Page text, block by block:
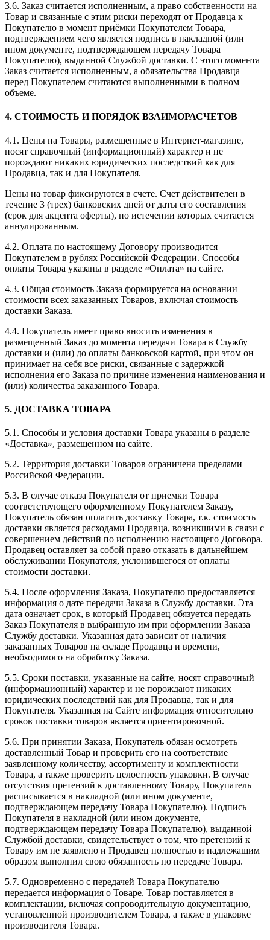
3.6. Заказ считается исполненным, а право собственности на
Товар и связанные с этим риски переходят от Продавца к
Покупателю в момент приёмки Покупателем Товара,
подтверждением чего является подпись в накладной (или
ином документе, подтверждающем передачу Товара
Покупателю), выданной Службой доставки. С этого момента
Заказ считается исполненным, а обязательства Продавца
перед Покупателем считаются выполненными в полном
объеме.
4. СТОИМОСТЬ И ПОРЯДОК ВЗАИМОРАСЧЕТОВ
4.1. Цены на Товары, размещенные в Интернет-магазине,
носят справочный (информационный) характер и не
порождают никаких юридических последствий как для
Продавца, так и для Покупателя.
Цены на товар фиксируются в счете. Счет действителен в
течение 3 (трех) банковских дней от даты его составления
(срок для акцепта оферты), по истечении которых считается
аннулированным.
4.2. Оплата по настоящему Договору производится
Покупателем в рублях Российской Федерации. Способы
оплаты Товара указаны в разделе «Оплата» на сайте.
4.3. Общая стоимость Заказа формируется на основании
стоимости всех заказанных Товаров, включая стоимость
доставки Заказа.
4.4. Покупатель имеет право вносить изменения в
размещенный Заказ до момента передачи Товара в Службу
доставки и (или) до оплаты банковской картой, при этом он
принимает на себя все риски, связанные с задержкой
исполнения его Заказа по причине изменения наименования и
(или) количества заказанного Товара.
5. ДОСТАВКА ТОВАРА
5.1. Способы и условия доставки Товара указаны в разделе
«Доставка», размещенном на сайте.
5.2. Территория доставки Товаров ограничена пределами
Российской Федерации.
5.3. В случае отказа Покупателя от приемки Товара
соответствующего оформленному Покупателем Заказу,
Покупатель обязан оплатить доставку Товара, т.к. стоимость
доставки является расходами Продавца, возникшими в связи с
совершением действий по исполнению настоящего Договора.
Продавец оставляет за собой право отказать в дальнейшем
обслуживании Покупателя, уклонившегося от оплаты
стоимости доставки.
5.4. После оформления Заказа, Покупателю предоставляется
информация о дате передачи Заказа в Службу доставки. Эта
дата означает срок, в который Продавец обязуется передать
Заказ Покупателя в выбранную им при оформлении Заказа
Службу доставки. Указанная дата зависит от наличия
заказанных Товаров на складе Продавца и времени,
необходимого на обработку Заказа.
5.5. Сроки поставки, указанные на сайте, носят справочный
(информационный) характер и не порождают никаких
юридических последствий как для Продавца, так и для
Покупателя. Указанная на Сайте информация относительно
сроков поставки товаров является ориентировочной.
5.6. При принятии Заказа, Покупатель обязан осмотреть
доставленный Товар и проверить его на соответствие
заявленному количеству, ассортименту и комплектности
Товара, а также проверить целостность упаковки. В случае
отсутствия претензий к доставленному Товару, Покупатель
расписывается в накладной (или ином документе,
подтверждающем передачу Товара Покупателю). Подпись
Покупателя в накладной (или ином документе,
подтверждающем передачу Товара Покупателю), выданной
Службой доставки, свидетельствует о том, что претензий к
Товару им не заявлено и Продавец полностью и надлежащим
образом выполнил свою обязанность по передаче Товара.
5.7. Одновременно с передачей Товара Покупателю
передается информация о Товаре. Товар поставляется в
комплектации, включая сопроводительную документацию,
установленной производителем Товара, а также в упаковке
производителя Товара.